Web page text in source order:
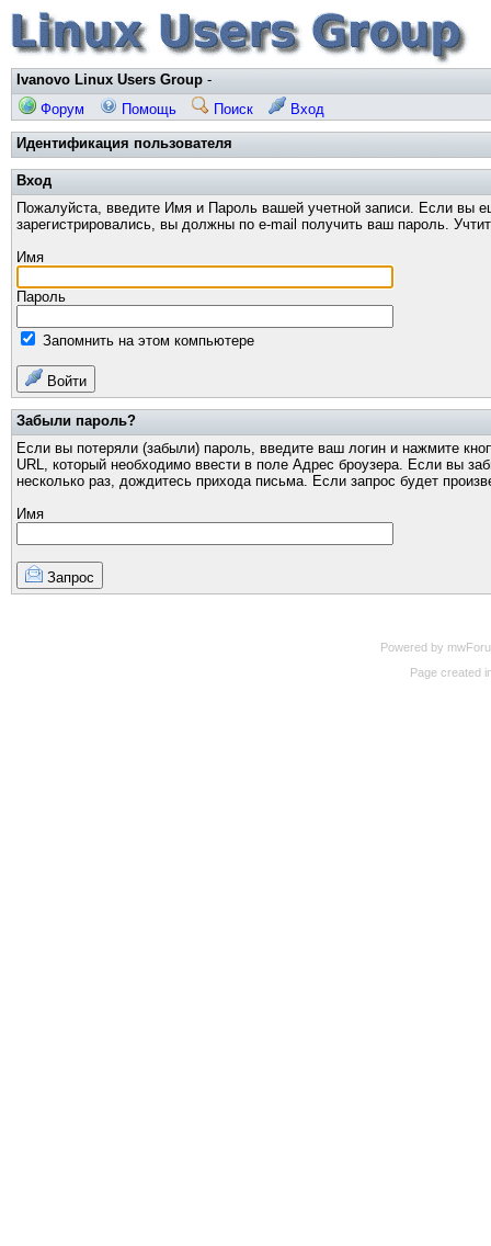
Ivanovo Linux Users Group -
Форум
Помощь Поиск Вход
Идентификация пользователя
Вход
Пожалуйста, введите Имя и Пароль вашей учетной записи. Если вы
зарегистрировались, вы должны по e-mail получить ваш пароль.
Имя
Пароль
Запомнить на этом компьютере
Войти
Забыли пароль?
Если вы потеряли (забыли) пароль, введите ваш логин и нажмите
URL, который необходимо ввести в поле Адрес броузера. Если вы
несколько раз, дождитесь прихода письма. Если запрос будет
Имя
Запрос
Powered by
Page created